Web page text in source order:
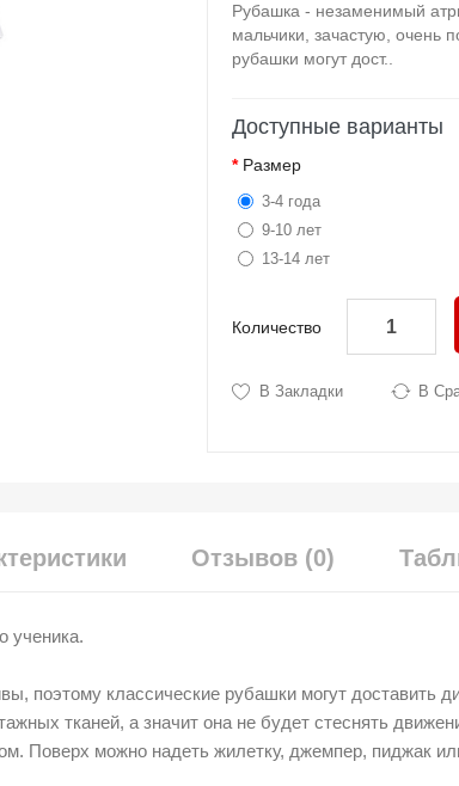
Рубашка - незаменимый
мальчики, зачастую, очень
рубашки могут дост..
Доступные варианты
Размер
3-4 года
9-10 лет
13-14 лет
Количество
В Закладки В
Отзывов (0)
ученика.
поэтому классические рубашки могут доставить
тканей, а значит она не будет стеснять
Поверх можно надеть жилетку, джемпер, пиджак